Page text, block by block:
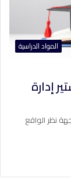
المواد الدراسية
إدارة
من وجهة نظر الواقع